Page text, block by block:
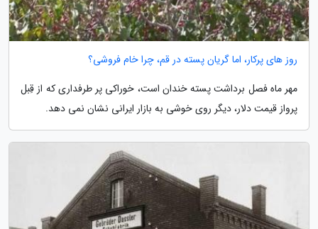
روز های پرکار، اما گریان پسته در قم، چرا خام فروشی؟
مهر ماه فصل برداشت پسته خندان است، خوراکی پر طرفداری که از قِبل
پرواز قیمت دلار، دیگر روی خوشی به بازار ایرانی نشان نمی دهد.